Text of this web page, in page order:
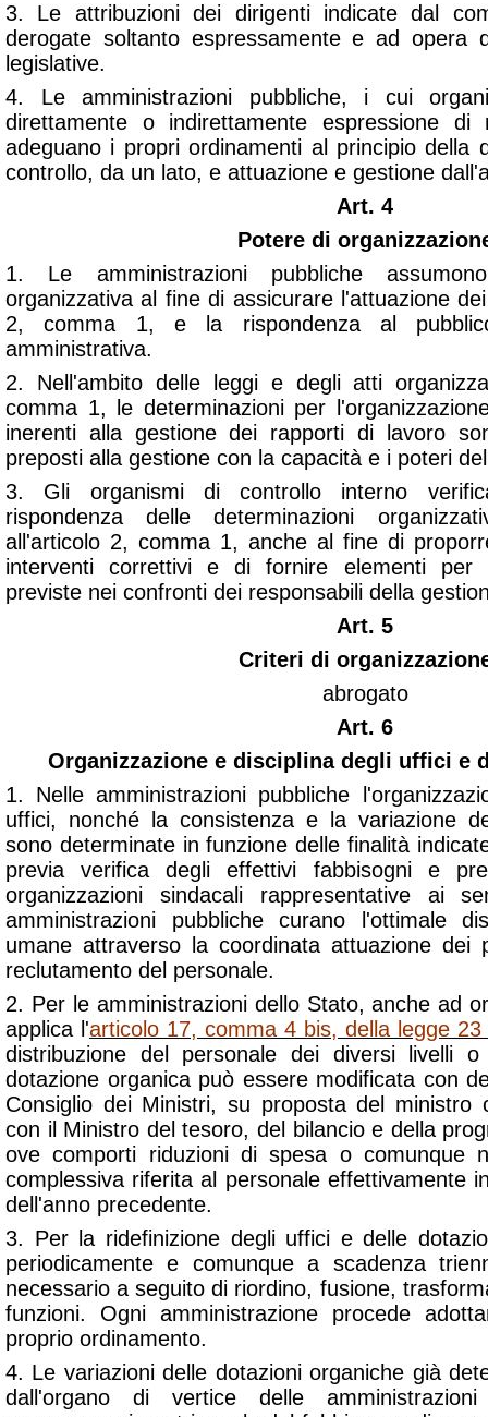
3. Le attribuzioni dei dirigenti indicate dal
derogate soltanto espressamente e ad opera
legislative.
4. Le amministrazioni pubbliche, i cui
direttamente o indirettamente espressione di
adeguano i propri ordinamenti al principio della
controllo, da un lato, e attuazione e gestione
Art. 4
Potere di
1. Le amministrazioni pubbliche
organizzativa al fine di assicurare l'attuazione
2, comma 1, e la rispondenza al
amministrativa.
2. Nell'ambito delle leggi e degli atti
comma 1, le determinazioni per
inerenti alla gestione dei rapporti di lavoro
preposti alla gestione con la capacità e i poteri
3. Gli organismi di controllo interno
rispondenza delle determinazioni
all'articolo 2, comma 1, anche al fine di
interventi correttivi e di fornire elementi per
previste nei confronti dei responsabili della
Art. 5
Criteri di
abrogato
Art. 6
Organizzazione e disciplina degli uffici e
1. Nelle amministrazioni pubbliche
uffici, nonché la consistenza e la variazione
sono determinate in funzione delle finalità
previa verifica degli effettivi fabbisogni e
organizzazioni sindacali rappresentative ai
amministrazioni pubbliche curano l'ottimale
umane attraverso la coordinata attuazione dei
reclutamento del personale.
2. Per le amministrazioni dello Stato, anche ad
applica l'articolo 17, comma 4 bis, della legge
distribuzione del personale dei diversi livelli
dotazione organica può essere modificata con
Consiglio dei Ministri, su proposta del ministro
con il Ministro del tesoro, del bilancio e della
ove comporti riduzioni di spesa o comunque
complessiva riferita al personale effettivamente
dell'anno precedente.
3. Per la ridefinizione degli uffici e delle
periodicamente e comunque a scadenza
necessario a seguito di riordino, fusione,
funzioni. Ogni amministrazione procede
proprio ordinamento.
4. Le variazioni delle dotazioni organiche già
dall'organo di vertice delle